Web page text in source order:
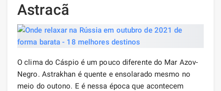
Astracã
O clima do Cáspio é um pouco diferente do Mar Azov-
Negro. Astrakhan é quente e ensolarado mesmo no
meio do outono. E é nessa época que acontecem